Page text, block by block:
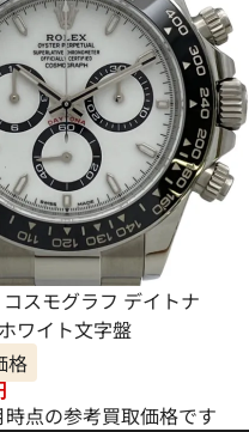
スモグラフ デイトナ
ワイト文字盤
格
点の参考買取価格です